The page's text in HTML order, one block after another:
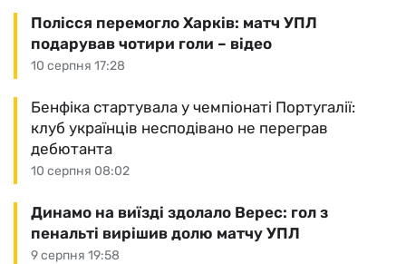
10 серпня 17:28
Полісся перемогло Харків: матч УПЛ
подарував чотири голи – відео
10 серпня 08:02
Бенфіка стартувала у чемпіонаті Португалії:
клуб українців несподівано не переграв
дебютанта
9 серпня 19:58
Динамо на виїзді здолало Верес: гол з
пенальті вирішив долю матчу УПЛ